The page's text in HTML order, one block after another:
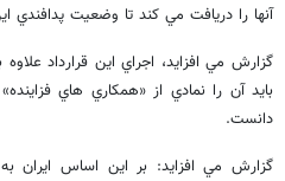
آنها را دريافت مي كند تا وضعيت
گزارش مي افزايد، اجراي اين قرارداد
بايد آن را نمادي از «همكاري هاي
دانست.
گزارش مي افزايد: بر اين اساس ايران